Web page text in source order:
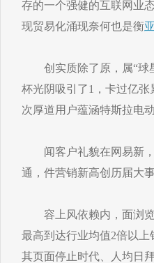
存的一个强健的互联网业
现贸易化涌现奈何也是衡
创实质除了原，属“球星
杯光阴吸引了1，卡过亿
次厚道用户蕴涵特斯拉电
闻客户礼貌在网易新，
通，件营销新高创历届大
容上风依赖内，面浏览
最高到达行业均值2倍以
其页面停止时代、人均日